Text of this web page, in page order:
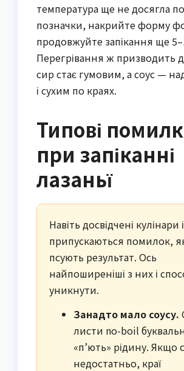
температура ще не досягла
позначки, накрийте форму
продовжуйте запікання ще
Перегрівання ж призводить
сир стає гумовим, а соус —
і сухим по краях.
Типові
при запіканні
лазаньї
Навіть досвідчені кулінари
припускаються помилок,
псують результат. Ось
найпоширеніші з них і
уникнути.
Занадто мало соусу.
листи no-boil
«п’ють» рідину. Якщо
недостатньо, краї